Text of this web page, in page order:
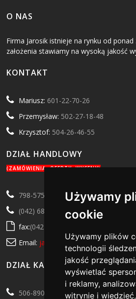
Używamy
cookie
Używamy plików
technologii
jakość
wyświetlać
i reklamy,
witrynie i
O NAS
Firma Jarosik istnieje na rynku od ponad
założenia stawiamy na wysoką jakość
KONTAKT
Mariusz: 601-22-70-26
Przemysław: 502-27-18-48
Krzysztof: 504-26-46-55
DZIAŁ HANDLOWY
(ZAMÓWIENIA, OFERTY, WYCENY)
798-575-279
(042) 684-72-76
fax:(042) 682-17-77
Email: jarosik@jarosik.net
DZIAŁ KADROWO-KSIĘGOWY
506-890-535